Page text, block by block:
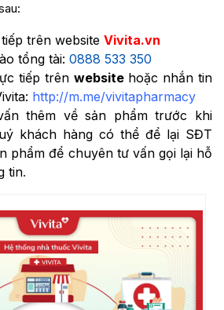
trên website Vivita.vn
tổng tài: 0888 533 350
tiếp trên websitehoặc nhắn tin
http://m.me/vivitapharmacy
thêm về sản phẩm trước khi
khách hàng có thể để lại SĐT
phẩm để chuyên tư vấn gọi lại hỗ
tin.